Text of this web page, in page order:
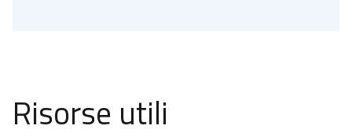
Risorse utili